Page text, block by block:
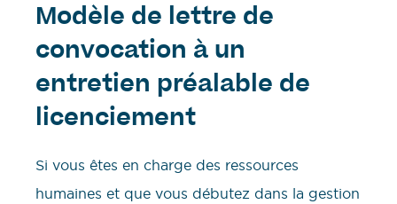
Modèle de lettre de
convocation à un
entretien préalable de
licenciement
Si vous êtes en charge des ressources
humaines et que vous débutez dans la gestion